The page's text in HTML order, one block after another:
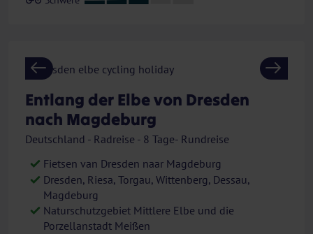
Previous Next
Entlang der Elbe von Dresden
nach Magdeburg
Deutschland - Radreise - 8 Tage- Rundreise
Fietsen van Dresden naar Magdeburg
Dresden, Riesa, Torgau, Wittenberg, Dessau,
Magdeburg
Naturschutzgebiet Mittlere Elbe und die
Porzellanstadt Meißen